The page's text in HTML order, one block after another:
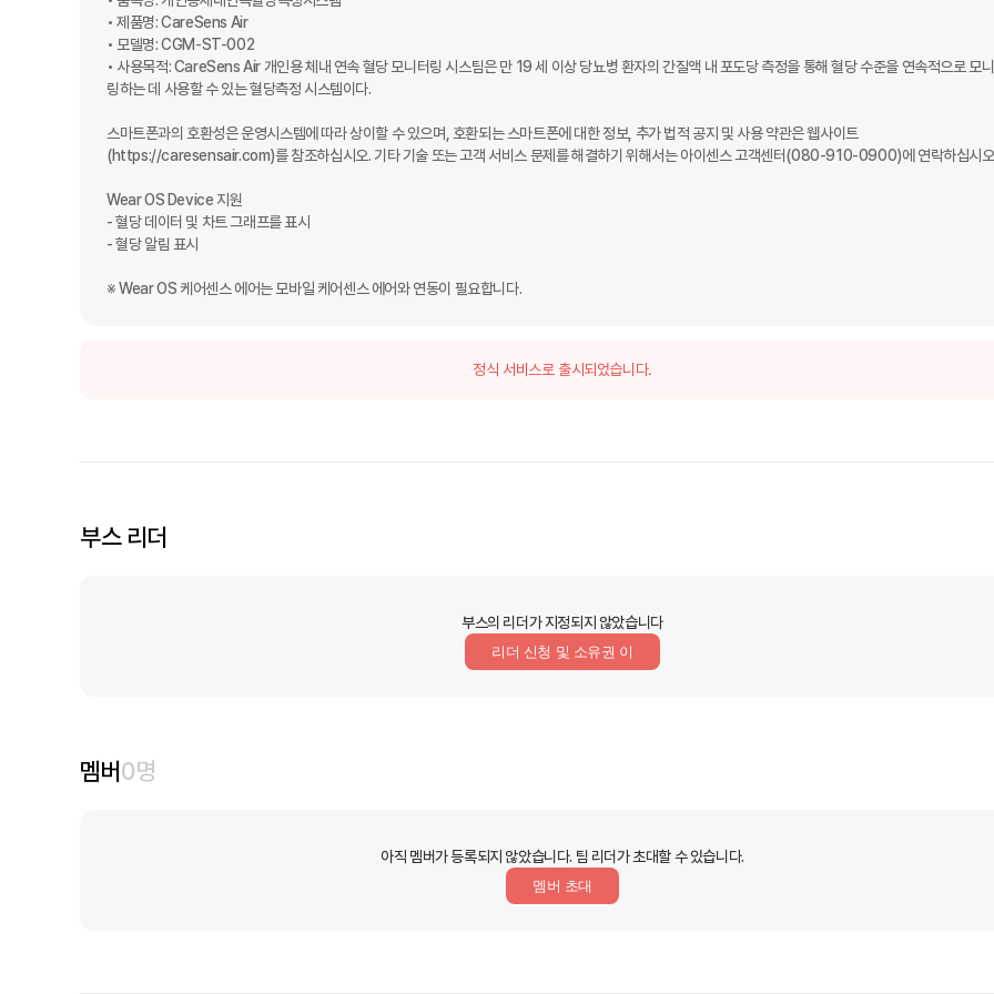
• 제품명: CareSens Air
• 모델명: CGM-ST-002
• 사용목적: CareSens Air 개인용 체내 연속 혈당 모니터링 시스팀은 만 19 세 이상 당뇨병 환자의 간질액 내 포도당 측정을 통해 혈당 수준을 연속적으로 모
링하는 데 사용할 수 있는 혈당측정 시스템이다.
스마트폰과의 호환성은 운영시스템에 따라 상이할 수 있으며, 호환되는 스마트폰에 대한 정보, 추가 법적 공지 및 사용 약관은 웹사이트
(https://caresensair.com)를 참조하십시오. 기타 기술 또는 고객 서비스 문제를 해결하기 위해서는 아이센스 고객센터(080-910-0900)에 연락하십시
Wear OS Device 지원
- 혈당 데이터 및 차트 그래프를 표시
- 혈당 알림 표시
※ Wear OS 케어센스 에어는 모바일 케어센스 에어와 연동이 필요합니다.
정식 서비스로 출시되었습니다.
부스 리더
부스의 리더가 지정되지 않았습니다
리더 신청 및 소유권 이
멤버0명
아직 멤버가 등록되지 않았습니다. 팀 리더가 초대할 수 있습니다.
멤버 초대